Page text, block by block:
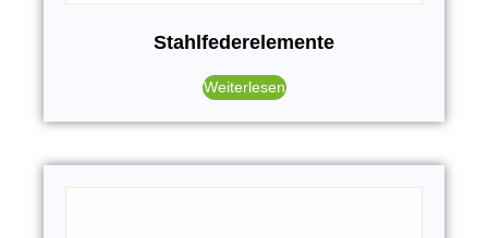
Stahlfederelemente
Weiterlesen